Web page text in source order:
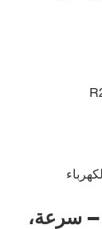
– سرعة،